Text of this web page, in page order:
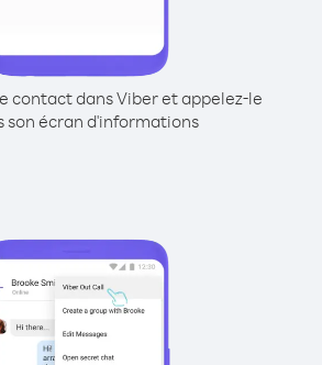
contact dans Viber et appelez-le
son écran d'informations